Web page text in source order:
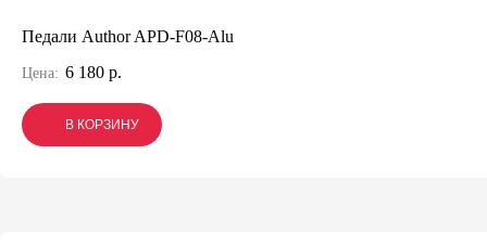
Педали Author APD-F08-Alu
Цена: 6 180 р.
В КОРЗИНУ
В КОРЗИНУ
В КОРЗИНУ